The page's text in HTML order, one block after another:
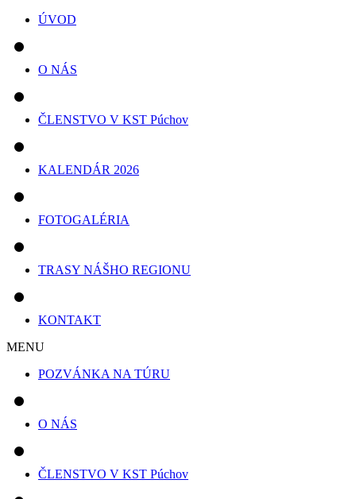
ÚVOD
O NÁS
ČLENSTVO V KST Púchov
KALENDÁR 2026
FOTOGALÉRIA
TRASY NÁŠHO REGIONU
KONTAKT
MENU
POZVÁNKA NA TÚRU
O NÁS
ČLENSTVO V KST Púchov